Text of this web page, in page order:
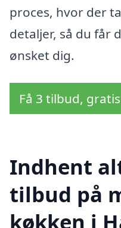
proces, hvor der
detaljer, så du får
ønsket dig.
Få 3 tilbud,
Indhent
tilbud på
køkken i